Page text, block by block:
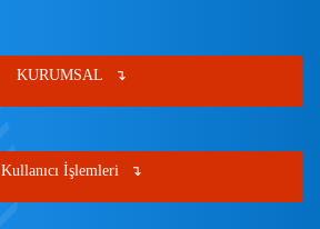
KURUMSAL
Kullanıcı İşlemleri